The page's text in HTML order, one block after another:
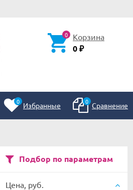
0 Корзина
0 ₽
0 Избранные 0 Сравнение
Подбор по параметрам
Цена, руб.